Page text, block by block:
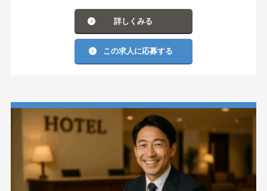
詳しくみる
この求人に応募する